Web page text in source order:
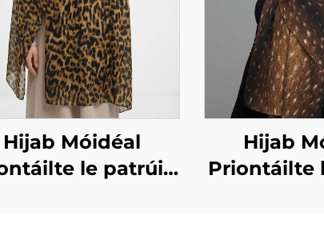
Hijab Móidéal
le patrúin
Hijab
Priontáilte